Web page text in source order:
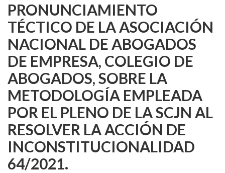
PRONUNCIAMIENTO
TÉCTICO DE LA ASOCIACIÓN
NACIONAL DE ABOGADOS
DE EMPRESA, COLEGIO DE
ABOGADOS, SOBRE LA
METODOLOGÍA EMPLEADA
POR EL PLENO DE LA SCJN AL
RESOLVER LA ACCIÓN DE
INCONSTITUCIONALIDAD
64/2021.